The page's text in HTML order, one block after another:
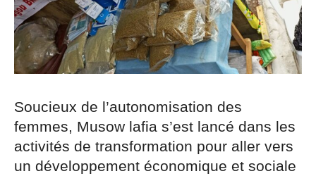
Soucieux de l’autonomisation des
femmes, Musow lafia s’est lancé dans les
activités de transformation pour aller vers
un développement économique et sociale